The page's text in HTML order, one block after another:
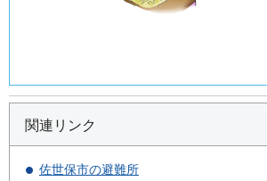
関連リンク
佐世保市の避難所